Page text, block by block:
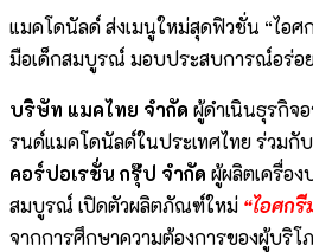
แมคโดนัลด์ ส่งเมนูใหม่สุดฟิวชั่น “ไอศ
มือเด็กสมบูรณ์ มอบประสบการณ์อร่อ
บริษัท แมคไทย จำกัด ผู้ดำเนินธุรกิจ
รนด์แมคโดนัลด์ในประเทศไทย ร่วมกับ
คอร์ปอเรชั่น กรุ๊ป จำกัด ผู้ผลิตเครื่อ
สมบูรณ์ เปิดตัวผลิตภัณฑ์ใหม่ “ไอศก
จากการศึกษาความต้องการของผู้บริ